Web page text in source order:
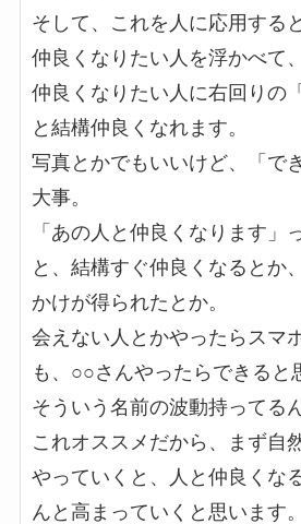
そして、これを人に応用する
仲良くなりたい人を浮かべて
仲良くなりたい人に右回りの
と結構仲良くなれます。
写真とかでもいいけど、「で
大事。
「あの人と仲良くなります」
と、結構すぐ仲良くなるとか
かけが得られたとか。
会えない人とかやったらスマ
も、○○さんやったらできると
そういう名前の波動持ってる
これオススメだから、まず自
やっていくと、人と仲良くな
んと高まっていくと思います。